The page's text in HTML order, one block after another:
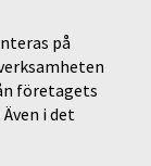
på
företagets
i det